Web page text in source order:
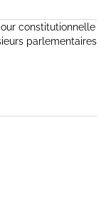
constitutionnelle
parlementaires